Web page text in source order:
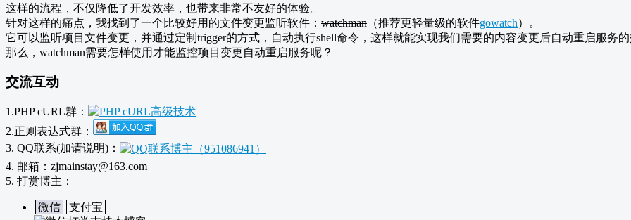
这样的流程，不仅降低了开发效率，也带来非常不友好的体验。
针对这样的痛点，我找到了一个比较好用的文件变更监听软件： watchman （推荐更轻量级的软件gowatch）。
它可以监听项目文件变更，并通过定制trigger的方式，自动执行shell命令，这样就能实现我们需要的内容变更后自动重启服务
那么，watchman需要怎样使用才能监控项目变更自动重启服务呢？
交流互动
1.PHP cURL群：
2.正则表达式群：
3. QQ联系(加请说明)：
4. 邮箱：zjmainstay@163.com
5. 打赏博主：
微信 支付宝